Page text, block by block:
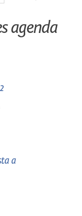
agenda
a